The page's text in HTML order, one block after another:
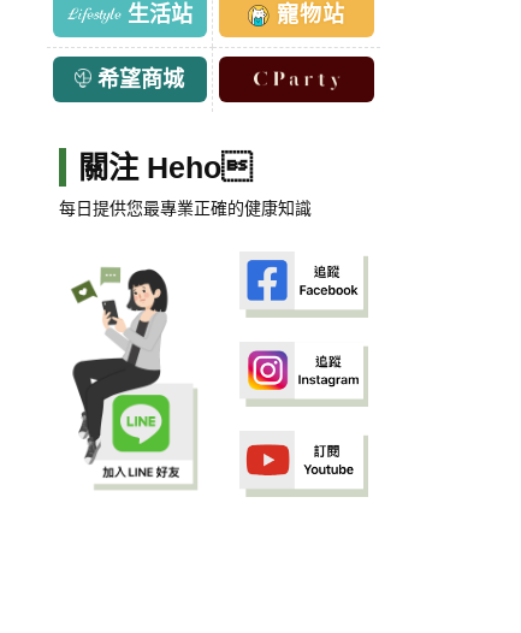
生活站 寵物站
希望商城
關注 Heho
每日提供您最專業正確的健康知識